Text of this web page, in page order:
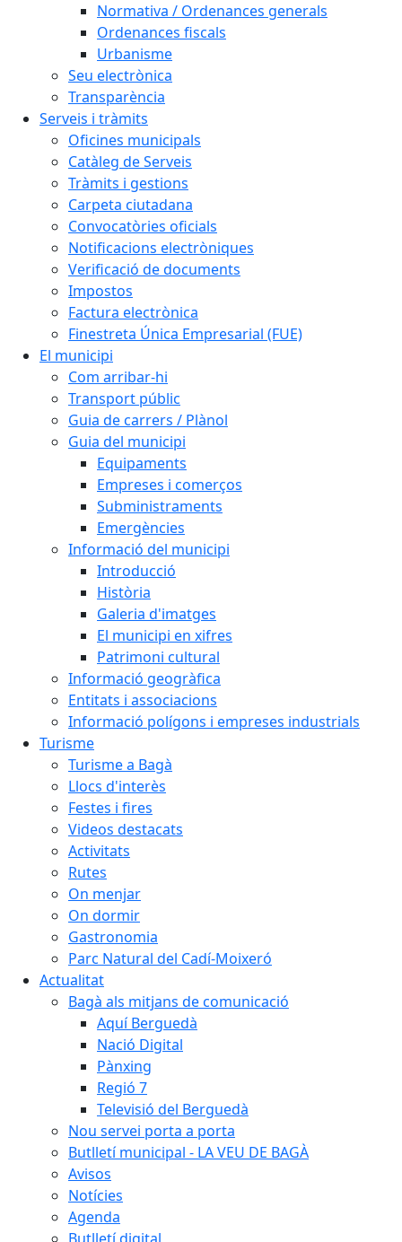
Normativa / Ordenances generals
Ordenances fiscals
Urbanisme
Seu electrònica
Transparència
Serveis i tràmits
Oficines municipals
Catàleg de Serveis
Tràmits i gestions
Carpeta ciutadana
Convocatòries oficials
Notificacions electròniques
Verificació de documents
Impostos
Factura electrònica
Finestreta Única Empresarial (FUE)
El municipi
Com arribar-hi
Transport públic
Guia de carrers / Plànol
Guia del municipi
Equipaments
Empreses i comerços
Subministraments
Emergències
Informació del municipi
Introducció
Història
Galeria d'imatges
El municipi en xifres
Patrimoni cultural
Informació geogràfica
Entitats i associacions
Informació polígons i empreses industrials
Turisme
Turisme a Bagà
Llocs d'interès
Festes i fires
Videos destacats
Activitats
Rutes
On menjar
On dormir
Gastronomia
Parc Natural del Cadí-Moixeró
Actualitat
Bagà als mitjans de comunicació
Aquí Berguedà
Nació Digital
Pànxing
Regió 7
Televisió del Berguedà
Nou servei porta a porta
Butlletí municipal - LA VEU DE BAGÀ
Avisos
Notícies
Agenda